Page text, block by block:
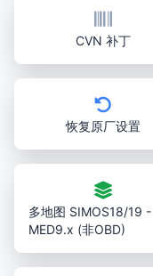
CVN 补丁
恢复原厂设置
多地图 SIMOS18/19 -
MED9.x (非OBD)